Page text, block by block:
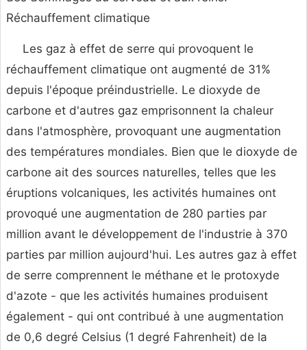
Réchauffement climatique
Les gaz à effet de serre qui provoquent le
réchauffement climatique ont augmenté de 31%
depuis l'époque préindustrielle. Le dioxyde de
carbone et d'autres gaz emprisonnent la chaleur
dans l'atmosphère, provoquant une augmentation
des températures mondiales. Bien que le dioxyde de
carbone ait des sources naturelles, telles que les
éruptions volcaniques, les activités humaines ont
provoqué une augmentation de 280 parties par
million avant le développement de l'industrie à 370
parties par million aujourd'hui. Les autres gaz à effet
de serre comprennent le méthane et le protoxyde
d'azote - que les activités humaines produisent
également - qui ont contribué à une augmentation
de 0,6 degré Celsius (1 degré Fahrenheit) de la